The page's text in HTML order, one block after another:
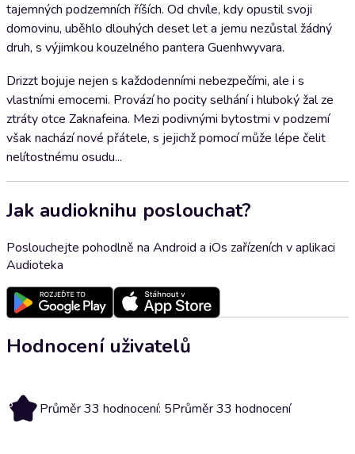
tajemných podzemních říších. Od chvíle, kdy opustil svoji
domovinu, uběhlo dlouhých deset let a jemu nezůstal žádný
druh, s výjimkou kouzelného pantera Guenhwyvara.
Drizzt bojuje nejen s každodenními nebezpečími, ale i s
vlastními emocemi. Provází ho pocity selhání i hluboký žal ze
ztráty otce Zaknafeina. Mezi podivnými bytostmi v podzemí
však nachází nové přátele, s jejichž pomocí může lépe čelit
nelítostnému osudu...
Jak audioknihu poslouchat?
Poslouchejte pohodlně na Android a iOs zařízeních v aplikaci
Audioteka
Hodnocení uživatelů
5 Průměr 33 hodnocení: 5Průměr 33 hodnocení